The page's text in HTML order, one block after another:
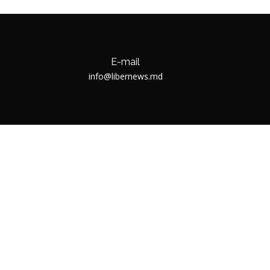
E-mail
info@libernews.md